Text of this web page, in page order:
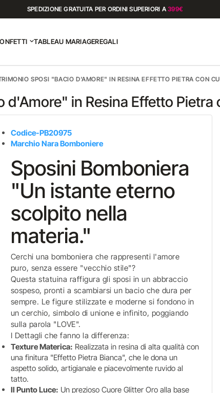
SPEDIZIONE GRATUITA PER ORDINI SUPERIORI A399€
TABLEAU MARIAGEREGALI
SPOSI "BACIO D'AMORE" IN RESINA EFFETTO PIETRA CON
in Resina Effetto Pietra
Codice-PB20975
Marchio Nara Bomboniere
Sposini Bomboniera
"Un istante eterno
scolpito nella
materia."
Cerchi una bomboniera che rappresenti l'amore
puro, senza essere "vecchio stile"?
Questa statuina raffigura gli sposi in un abbraccio
sospeso, pronti a scambiarsi un bacio che dura per
sempre. Le figure stilizzate e moderne si fondono in
un cerchio, simbolo di unione e infinito, poggiando
sulla parola "LOVE".
I Dettagli che fanno la differenza:
Texture Materica: Realizzata in resina di alta qualità con
una finitura "Effetto Pietra Bianca", che le dona un
aspetto solido, artigianale e piacevolmente ruvido al
tatto.
Il Punto Luce: Un prezioso Cuore Glitter Oro alla base